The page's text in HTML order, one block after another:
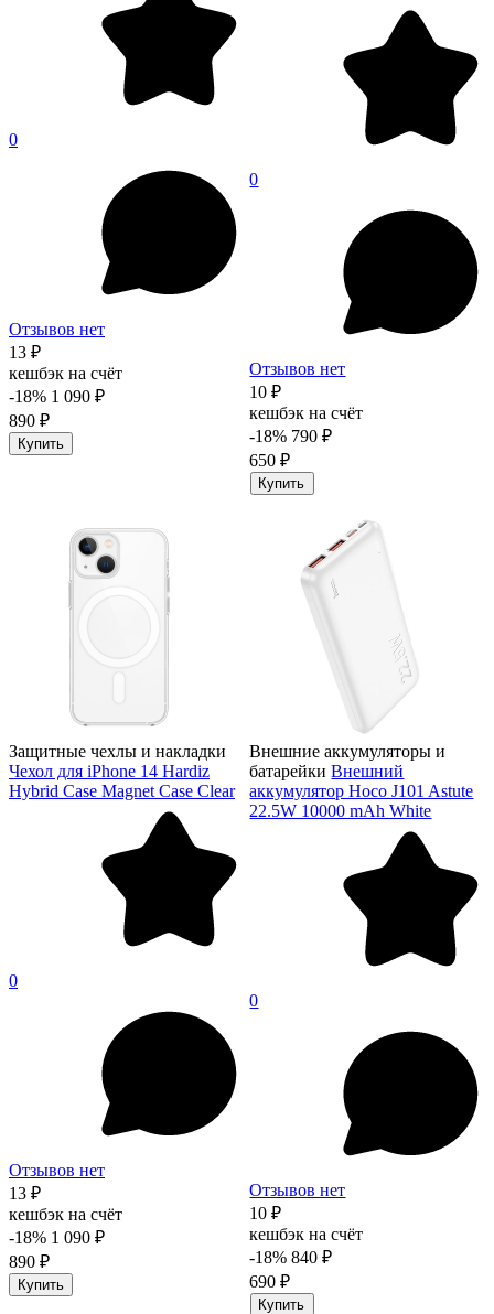
0
Отзывов нет
13 ₽
кешбэк на счёт
-18% 1 090 ₽
890 ₽
Купить
0
Отзывов нет
10 ₽
кешбэк на счёт
-18% 790 ₽
650 ₽
Купить
Защитные чехлы и накладки
Чехол для iPhone 14 Hardiz
Hybrid Case Magnet Case Clear
0
Отзывов нет
13 ₽
кешбэк на счёт
-18% 1 090 ₽
890 ₽
Купить
Внешние аккумуляторы и
батарейки Внешний
аккумулятор Hoco J101 Astute
22.5W 10000 mAh White
0
Отзывов нет
10 ₽
кешбэк на счёт
-18% 840 ₽
690 ₽
Купить